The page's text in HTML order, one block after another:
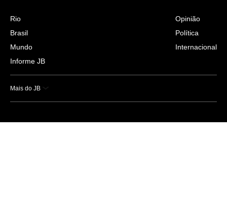
Rio
Brasil
Mundo
Informe JB
Opinião
Política
Internacional
Mais do JB
Esportes